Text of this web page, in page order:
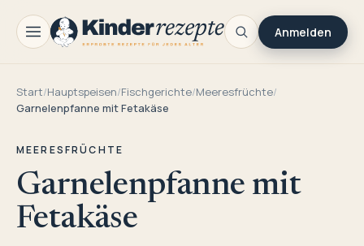
Anmelden
Start/Hauptspeisen/Fischgerichte/Meeresfrüchte/
Garnelenpfanne mit Fetakäse
MEERESFRÜCHTE
Garnelenpfanne mit
Fetakäse